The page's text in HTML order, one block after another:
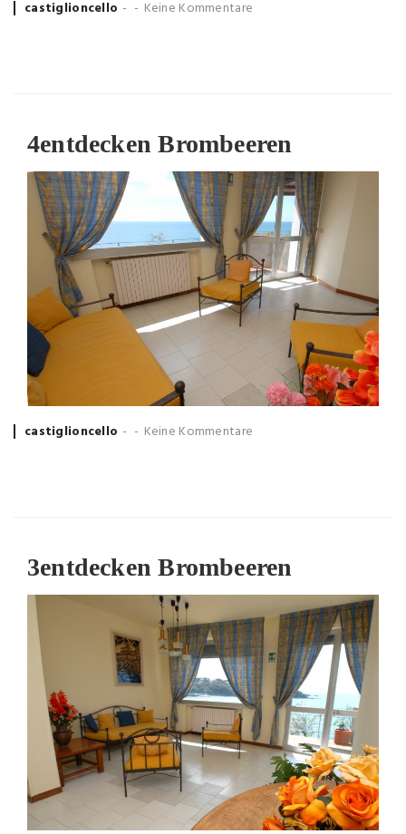
Posted
castiglioncello Keine Kommentare
4entdecken Brombeeren
Posted
castiglioncello Keine Kommentare
3entdecken Brombeeren